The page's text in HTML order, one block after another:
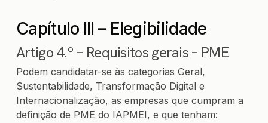
Capítulo III – Elegibilidade
Artigo 4.º – Requisitos gerais – PME
Podem candidatar-se às categorias Geral,
Sustentabilidade, Transformação Digital e
Internacionalização, as empresas que cumpram a
definição de PME do IAPMEI, e que tenham: